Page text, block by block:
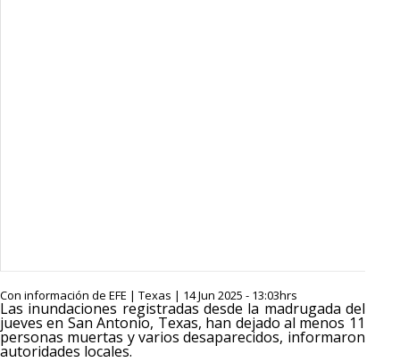
Con información de EFE | Texas | 14 Jun 2025 - 13:03hrs
Las inundaciones registradas desde la madrugada del
jueves en San Antonio, Texas, han dejado al menos 11
personas muertas y varios desaparecidos, informaron
autoridades locales.